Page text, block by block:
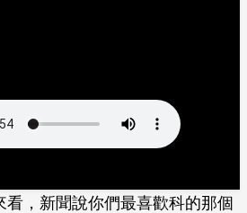
，新聞說你們最喜歡科的那個